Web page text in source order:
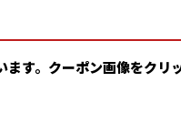
す。クーポン画像をクリ